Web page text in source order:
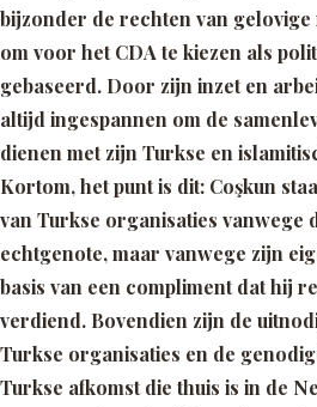
bijzonder de rechten van gelovige
om voor het CDA te kiezen als
gebaseerd. Door zijn inzet en
altijd ingespannen om de
dienen met zijn Turkse en
Kortom, het punt is dit: Coşkun
van Turkse organisaties vanwege
echtgenote, maar vanwege zijn
basis van een compliment dat hij
verdiend. Bovendien zijn de
Turkse organisaties en de
Turkse afkomst die thuis is in de